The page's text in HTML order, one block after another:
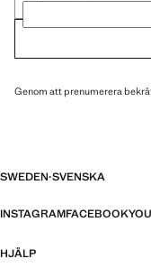
Genom att prenumerera
SWEDEN·SVENSKA
INSTAGRAMFACEBOOK
HJÄLP